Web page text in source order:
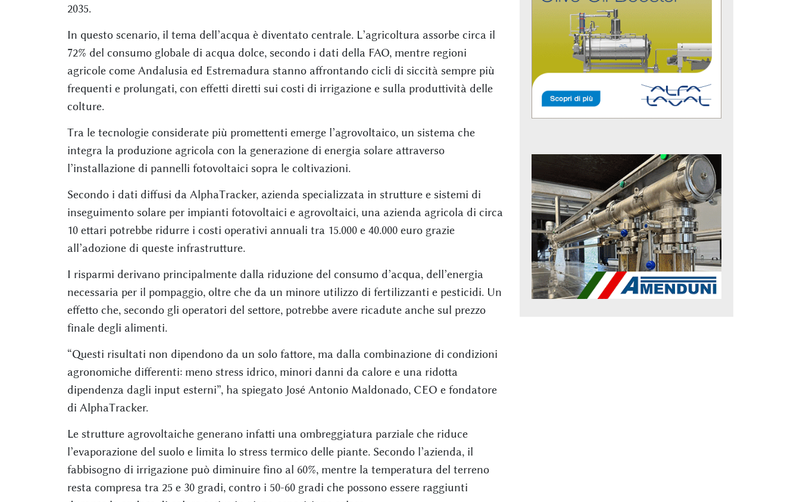
2035.
In questo scenario, il tema dell’acqua è diventato centrale. L’agricoltura assorbe circa il
72% del consumo globale di acqua dolce, secondo i dati della FAO, mentre regioni
agricole come Andalusia ed Estremadura stanno affrontando cicli di siccità sempre più
frequenti e prolungati, con effetti diretti sui costi di irrigazione e sulla produttività delle
colture.
Tra le tecnologie considerate più promettenti emerge l’agrovoltaico, un sistema che
integra la produzione agricola con la generazione di energia solare attraverso
l’installazione di pannelli fotovoltaici sopra le coltivazioni.
Secondo i dati diffusi da AlphaTracker, azienda specializzata in strutture e sistemi di
inseguimento solare per impianti fotovoltaici e agrovoltaici, una azienda agricola di circa
10 ettari potrebbe ridurre i costi operativi annuali tra 15.000 e 40.000 euro grazie
all’adozione di queste infrastrutture.
I risparmi derivano principalmente dalla riduzione del consumo d’acqua, dell’energia
necessaria per il pompaggio, oltre che da un minore utilizzo di fertilizzanti e pesticidi. Un
effetto che, secondo gli operatori del settore, potrebbe avere ricadute anche sul prezzo
finale degli alimenti.
“Questi risultati non dipendono da un solo fattore, ma dalla combinazione di condizioni
agronomiche differenti: meno stress idrico, minori danni da calore e una ridotta
dipendenza dagli input esterni”, ha spiegato José Antonio Maldonado, CEO e fondatore
di AlphaTracker.
Le strutture agrovoltaiche generano infatti una ombreggiatura parziale che riduce
l’evaporazione del suolo e limita lo stress termico delle piante. Secondo l’azienda, il
fabbisogno di irrigazione può diminuire fino al 60%, mentre la temperatura del terreno
resta compresa tra 25 e 30 gradi, contro i 50-60 gradi che possono essere raggiunti